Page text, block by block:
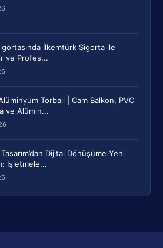
İlkemtürk Sigorta ile
ve Profes...
Torbalı | Cam Balkon, PVC
ve Alümin...
Dijital Dönüşüme Yeni
İşletmele...